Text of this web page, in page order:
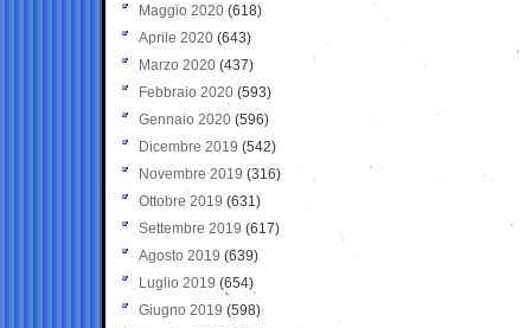
Maggio 2020 (618)
Aprile 2020 (643)
Marzo 2020 (437)
Febbraio 2020 (593)
Gennaio 2020 (596)
Dicembre 2019 (542)
Novembre 2019 (316)
Ottobre 2019 (631)
Settembre 2019 (617)
Agosto 2019 (639)
Luglio 2019 (654)
Giugno 2019 (598)